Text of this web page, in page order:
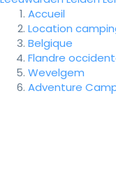
Accueil
Location
Belgique
Flandre
Wevelgem
Adventure